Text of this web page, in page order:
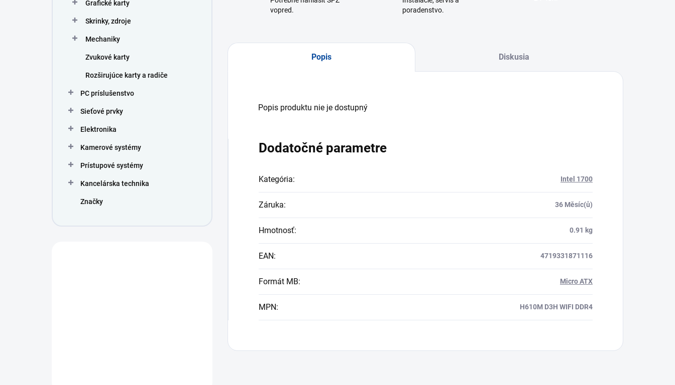
Grafické karty
Skrinky, zdroje
Mechaniky
Zvukové karty
Rozširujúce karty a radiče
PC príslušenstvo
Sieťové prvky
Elektronika
Kamerové systémy
Prístupové systémy
Kancelárska technika
Značky
vopred.
poradenstvo.
Popis Diskusia
Popis produktu nie je dostupný
Dodatočné parametre
Kategória: Intel 1700
Záruka: 36 Měsíc(ů)
Hmotnosť: 0.91 kg
EAN: 4719331871116
Formát MB: Micro ATX
MPN: H610M D3H WIFI DDR4